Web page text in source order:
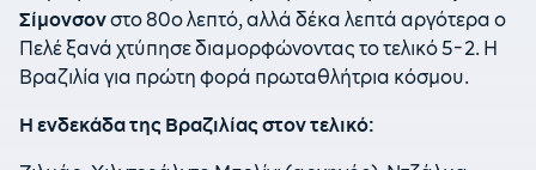
Σίμονσονστο 80ο λεπτό, αλλά δέκα λεπτά αργότερα ο
Πελέ ξανά χτύπησε διαμορφώνοντας το τελικό 5-2. Η
Βραζιλία για πρώτη φορά πρωταθλήτρια κόσμου.
Η ενδεκάδα της Βραζιλίας στον τελικό: